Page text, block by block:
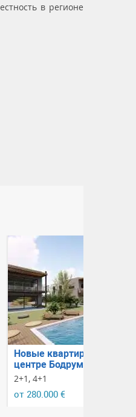
в регионе
Новые квартиры 2+1, 4+1
центре Бодрума в
бассейном от
2+1, 4+1
от 280.000 €